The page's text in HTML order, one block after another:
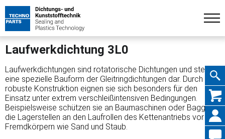
Laufwerkdichtung 3L0
Laufwerkdichtungen sind rotatorische Dichtungen und stellen
eine spezielle Bauform der Gleitringdichtungen dar. Durch ihre
robuste Konstruktion eignen sie sich besonders für den
Einsatz unter extrem verschleißintensiven Bedingungen.
Beispielsweise schützen sie an Baumaschinen oder Baggern
die Lagerstellen an den Laufrollen des Kettenantriebs vor
Fremdkörpern wie Sand und Staub.